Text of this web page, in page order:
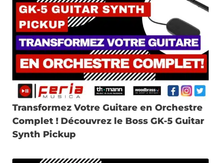
Transformez Votre Guitare en Orchestre
Complet ! Découvrez le Boss GK-5 Guitar
Synth Pickup